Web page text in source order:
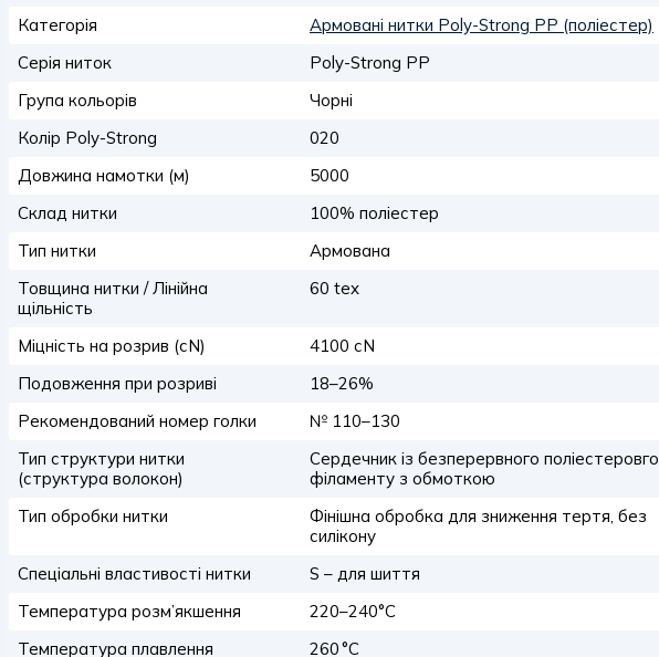
Категорія
Армовані нитки Poly-Strong PP (поліестер)
Серія ниток
Poly-Strong PP
Група кольорів
Чорні
Колір Poly-Strong
020
Довжина намотки (м)
5000
Склад нитки
100% поліестер
Тип нитки
Армована
Товщина нитки / Лінійна
щільність
60 tex
Міцність на розрив (сN)
4100 сN
Подовження при розриві
18–26%
Рекомендований номер голки
№ 110–130
Тип структури нитки
(структура волокон)
Сердечник із безперервного поліестеровго
філаменту з обмоткою
Тип обробки нитки
Фінішна обробка для зниження тертя, без
силікону
Спеціальні властивості нитки
S – для шиття
Температура розм’якшення
220–240°C
Температура плавлення
260 °C